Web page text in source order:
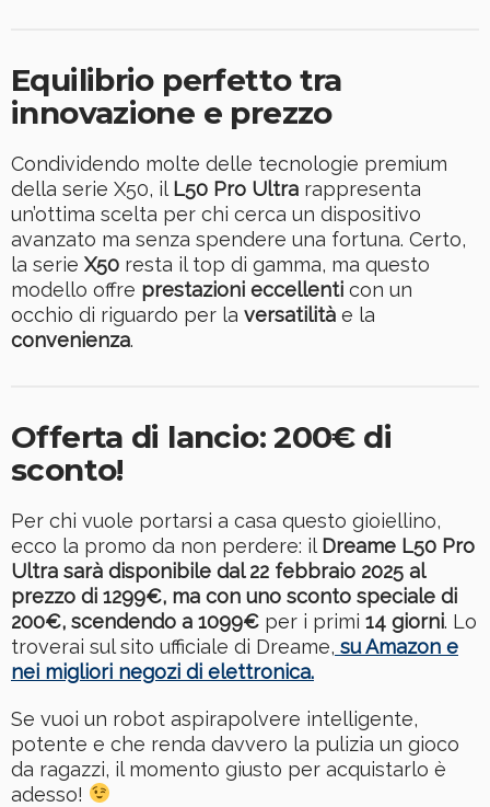
Equilibrio perfetto tra
innovazione e prezzo
Condividendo molte delle tecnologie premium
della serie X50, il L50 Pro Ultra rappresenta
un’ottima scelta per chi cerca un dispositivo
avanzato ma senza spendere una fortuna. Certo,
la serie X50 resta il top di gamma, ma questo
modello offre prestazioni eccellenti con un
occhio di riguardo per la versatilità e la
convenienza.
Offerta di lancio: 200€ di
sconto!
Per chi vuole portarsi a casa questo gioiellino,
ecco la promo da non perdere: il Dreame L50 Pro
Ultra sarà disponibile dal 22 febbraio 2025 al
prezzo di 1299€, ma con uno sconto speciale di
200€, scendendo a 1099€ per i primi 14 giorni. Lo
troverai sul sito ufficiale di Dreame, su Amazon e
nei migliori negozi di elettronica.
Se vuoi un robot aspirapolvere intelligente,
potente e che renda davvero la pulizia un gioco
da ragazzi, il momento giusto per acquistarlo è
adesso!